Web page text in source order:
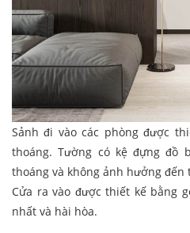
Sảnh đi vào các phòng được
thoáng. Tường có kệ đựng đồ
thoáng và không ảnh hưởng
Cửa ra vào được thiết kế bằng
nhất và hài hòa.